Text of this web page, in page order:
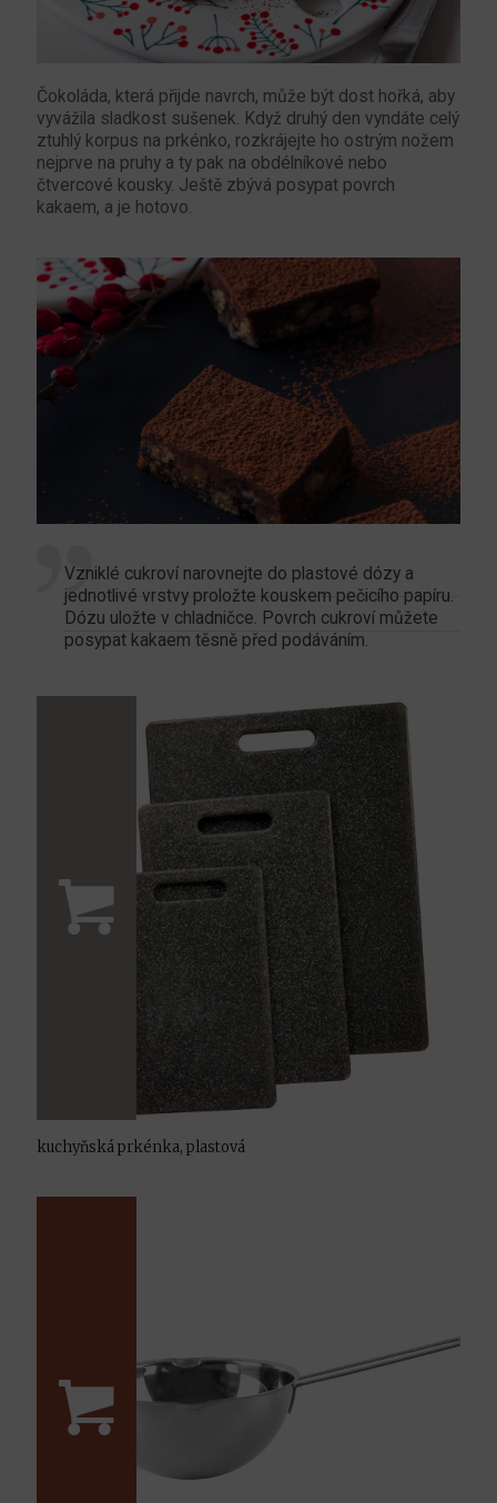
Čokoláda, která přijde navrch, může být dost hořká, aby
vyvážila sladkost sušenek. Když druhý den vyndáte celý
ztuhlý korpus na prkénko, rozkrájejte ho ostrým nožem
nejprve na pruhy a ty pak na obdélníkové nebo
čtvercové kousky. Ještě zbývá posypat povrch
kakaem, a je hotovo.
Vzniklé cukroví narovnejte do plastové dózy a
jednotlivé vrstvy proložte kouskem pečicího papíru.
Dózu uložte v chladničce. Povrch cukroví můžete
posypat kakaem těsně před podáváním.
kuchyňská prkénka, plastová